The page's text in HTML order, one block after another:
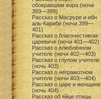
обокравшем вора (ночи
393—399)
Рассказ о Масруре и ибн
аль-Кариби (ночи 399—
401)
Рассказ о благочестивом
царевиче (ночи 401—402)
Рассказ о влюблённом
учителе (ночи 402—403)
Рассказ о глупом учителе
(ночь 403)
Рассказ о неграмотном
учителе (ночи 403—404)
Рассказ о царе и женщине
(ночь 404)
Рассказ об яйце птицы